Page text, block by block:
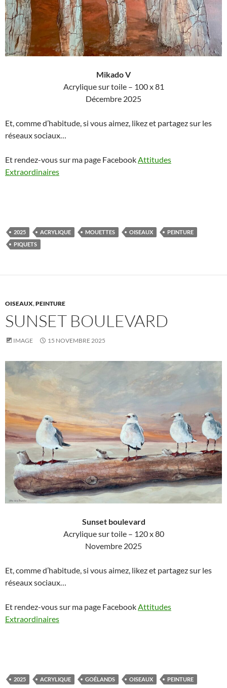
Mikado V
Acrylique sur toile – 100 x 81
Décembre 2025
Et, comme d’habitude, si vous aimez, likez et partagez sur les
réseaux sociaux…
Et rendez-vous sur ma page Facebook Attitudes
Extraordinaires
2025 ACRYLIQUE MOUETTES OISEAUX
PEINTURE
PIQUETS
OISEAUX,PEINTURE
SUNSET BOULEVARD
IMAGE 15 NOVEMBRE 2025
Sunset boulevard
Acrylique sur toile – 120 x 80
Novembre 2025
Et, comme d’habitude, si vous aimez, likez et partagez sur les
réseaux sociaux…
Et rendez-vous sur ma page Facebook Attitudes
Extraordinaires
2025 ACRYLIQUE GOÉLANDS OISEAUX PEINTURE